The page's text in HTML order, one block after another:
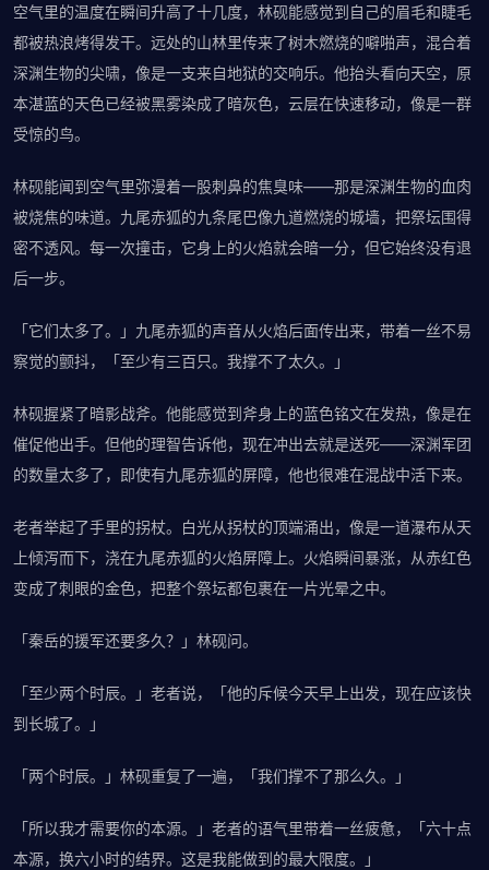
空气里的温度在瞬间升高了十几度，林砚能感觉到自己的眉毛和睫毛
都被热浪烤得发干。远处的山林里传来了树木燃烧的噼啪声，混合着
深渊生物的尖啸，像是一支来自地狱的交响乐。他抬头看向天空，原
本湛蓝的天色已经被黑雾染成了暗灰色，云层在快速移动，像是一群
受惊的鸟。
林砚能闻到空气里弥漫着一股刺鼻的焦臭味——那是深渊生物的血肉
被烧焦的味道。九尾赤狐的九条尾巴像九道燃烧的城墙，把祭坛围得
密不透风。每一次撞击，它身上的火焰就会暗一分，但它始终没有退
后一步。
「它们太多了。」九尾赤狐的声音从火焰后面传出来，带着一丝不易
察觉的颤抖，「至少有三百只。我撑不了太久。」
林砚握紧了暗影战斧。他能感觉到斧身上的蓝色铭文在发热，像是在
催促他出手。但他的理智告诉他，现在冲出去就是送死——深渊军团
的数量太多了，即使有九尾赤狐的屏障，他也很难在混战中活下来。
老者举起了手里的拐杖。白光从拐杖的顶端涌出，像是一道瀑布从天
上倾泻而下，浇在九尾赤狐的火焰屏障上。火焰瞬间暴涨，从赤红色
变成了刺眼的金色，把整个祭坛都包裹在一片光晕之中。
「秦岳的援军还要多久？」林砚问。
「至少两个时辰。」老者说，「他的斥候今天早上出发，现在应该快
到长城了。」
「两个时辰。」林砚重复了一遍，「我们撑不了那么久。」
「所以我才需要你的本源。」老者的语气里带着一丝疲惫，「六十点
本源，换六小时的结界。这是我能做到的最大限度。」